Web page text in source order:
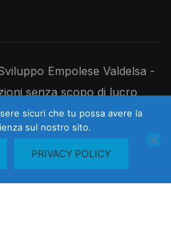
Empolese Valdelsa -
senza scopo di lucro
Firenze, P.IVA e C.F.
- Codice Univoco
250.000,00 euro
sicuri che tu possa avere la
sul nostro sito.
PRIVACY POLICY
Contattaci